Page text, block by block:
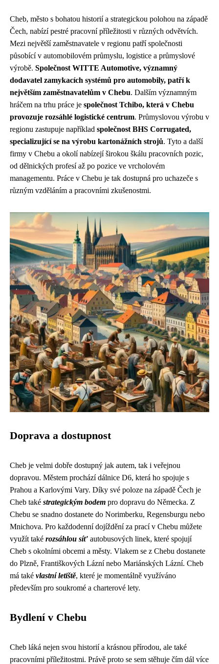
Cheb, město s bohatou historií a strategickou polohou na západě
Čech, nabízí pestré pracovní příležitosti v různých odvětvích.
Mezi největší zaměstnavatele v regionu patří společnosti
působící v automobilovém průmyslu, logistice a průmyslové
výrobě. Společnost WITTE Automotive, významný
dodavatel zamykacích systémů pro automobily, patří k
největším zaměstnavatelům v Chebu. Dalším významným
hráčem na trhu práce je společnost Tchibo, která v Chebu
provozuje rozsáhlé logistické centrum. Průmyslovou výrobu v
regionu zastupuje například společnost BHS Corrugated,
specializující se na výrobu kartonážních strojů. Tyto a další
firmy v Chebu a okolí nabízejí širokou škálu pracovních pozic,
od dělnických profesí až po pozice ve vrcholovém
managementu. Práce v Chebu je tak dostupná pro uchazeče s
různým vzděláním a pracovními zkušenostmi.
Doprava a dostupnost
Cheb je velmi dobře dostupný jak autem, tak i veřejnou
dopravou. Městem prochází dálnice D6, která ho spojuje s
Prahou a Karlovými Vary. Díky své poloze na západě Čech je
Cheb také strategickým bodem pro dopravu do Německa. Z
Chebu se snadno dostanete do Norimberku, Regensburgu nebo
Mnichova. Pro každodenní dojíždění za prací v Chebu můžete
využít také rozsáhlou síť autobusových linek, které spojují
Cheb s okolními obcemi a městy. Vlakem se z Chebu dostanete
do Plzně, Františkových Lázní nebo Mariánských Lázní. Cheb
má také vlastní letiště, které je momentálně využíváno
především pro soukromé a charterové lety.
Bydlení v Chebu
Cheb láká nejen svou historií a krásnou přírodou, ale také
pracovními příležitostmi. Právě proto se sem stěhuje čím dál více